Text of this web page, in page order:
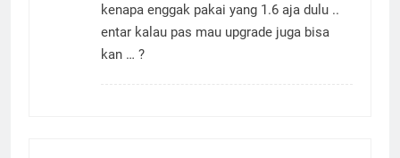
kenapa enggak pakai yang 1.6 aja dulu ..
entar kalau pas mau upgrade juga bisa
kan … ?